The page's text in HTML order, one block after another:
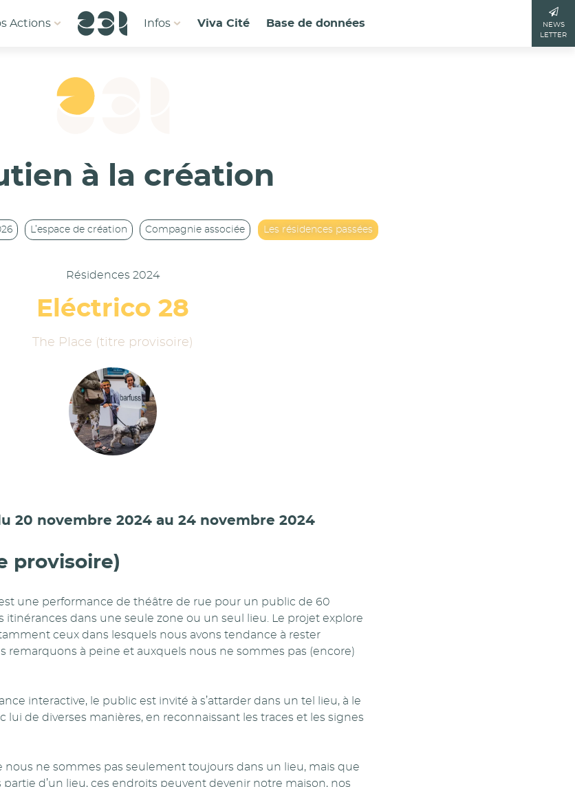
Actions Infos Viva Cité Base de données
NEWS
LETTER
à la création
L’espace de création Compagnie associée Les résidences passées
Résidences 2024
Eléctrico 28
The Place (titre provisoire)
20 novembre 2024 au 24 novembre 2024
provisoire)
une performance de théâtre de rue pour un public de 60
itinérances dans une seule zone ou un seul lieu. Le projet explore
ceux dans lesquels nous avons tendance à rester
remarquons à peine et auxquels nous ne sommes pas (encore)
interactive, le public est invité à s’attarder dans un tel lieu, à le
lui de diverses manières, en reconnaissant les traces et les signes
nous ne sommes pas seulement toujours dans un lieu, mais que
partie d’un lieu, ces endroits peuvent devenir notre maison, nos